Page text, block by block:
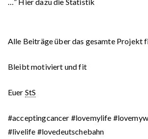
Alle Beiträge über das gesamte Projekt
Bleibt motiviert und fit
Euer StS
#acceptingcancer #lovemylife
#livelife #lovedeutschebahn